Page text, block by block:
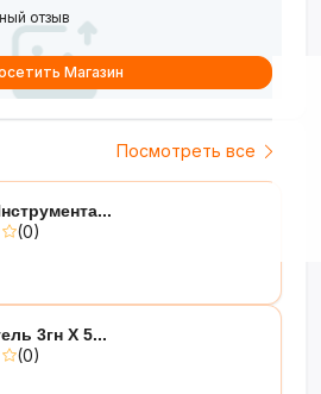
Посмотреть все
(0)
3гн Х 5...
(0)
отзыв
Магазин